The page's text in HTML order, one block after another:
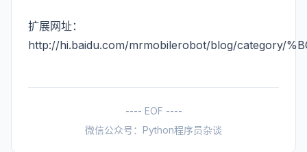
扩展网址：
http://hi.baidu.com/mrmobilerobot/blog/category/
---- EOF ----
微信公众号：Python程序员杂谈